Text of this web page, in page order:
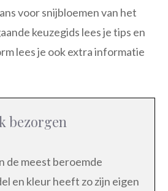
voor snijbloemen van het
keuzegids lees je tips en
lees je ook extra informatie
bezorgen
de meest beroemde
en kleur heeft zo zijn eigen